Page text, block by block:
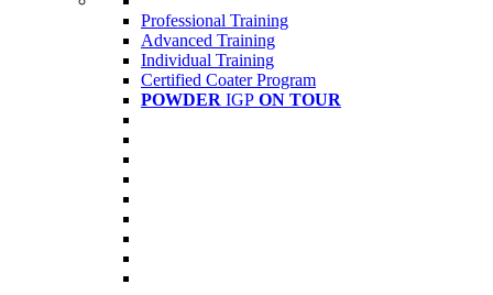
Professional Training
Advanced Training
Individual Training
Certified Coater Program
POWDER IGP ON TOUR